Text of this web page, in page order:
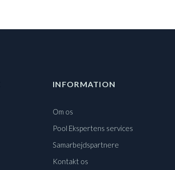
INFORMATION
Om os
Pool Ekspertens services
Samarbejdspartnere
Kontakt os